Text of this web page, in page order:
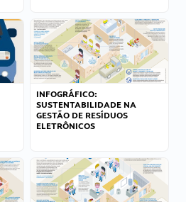
INFOGRÁFICO:
SUSTENTABILIDADE NA
GESTÃO DE RESÍDUOS
ELETRÔNICOS